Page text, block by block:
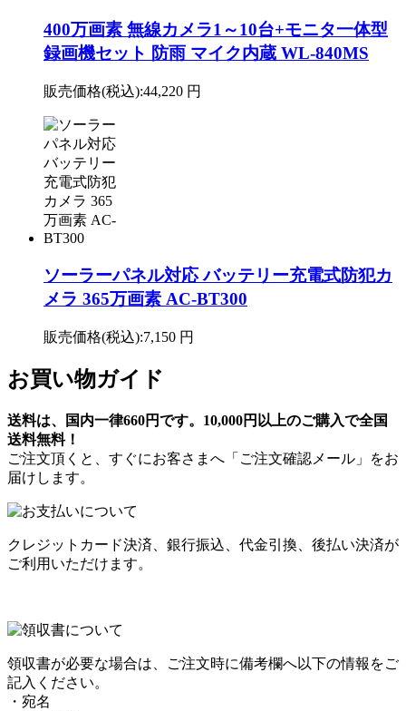
400万画素 無線カメラ1～10台+モニタ一体型
録画機セット 防雨 マイク内蔵 WL-840MS
販売価格(税込):44,220 円
ソーラーパネル対応 バッテリー充電式防犯カ
メラ 365万画素 AC-BT300
販売価格(税込):7,150 円
お買い物ガイド
送料は、国内一律660円です。10,000円以上のご購入で全国
送料無料！
ご注文頂くと、すぐにお客さまへ「ご注文確認メール」をお
届けします。
クレジットカード決済、銀行振込、代金引換、後払い決済が
ご利用いただけます。
領収書が必要な場合は、ご注文時に備考欄へ以下の情報をご
記入ください。
・宛名